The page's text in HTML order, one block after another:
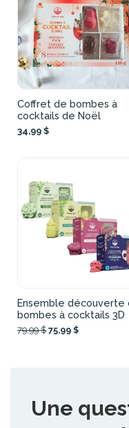
Coffret de bombes à
cocktails de Noël
34,99 $
Ensemble découverte
bombes à cocktails 3D
79,99 $ 75,99 $
Une